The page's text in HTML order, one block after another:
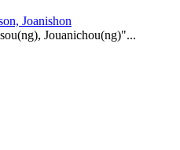
Joanishon
Jouanichou(ng)"...